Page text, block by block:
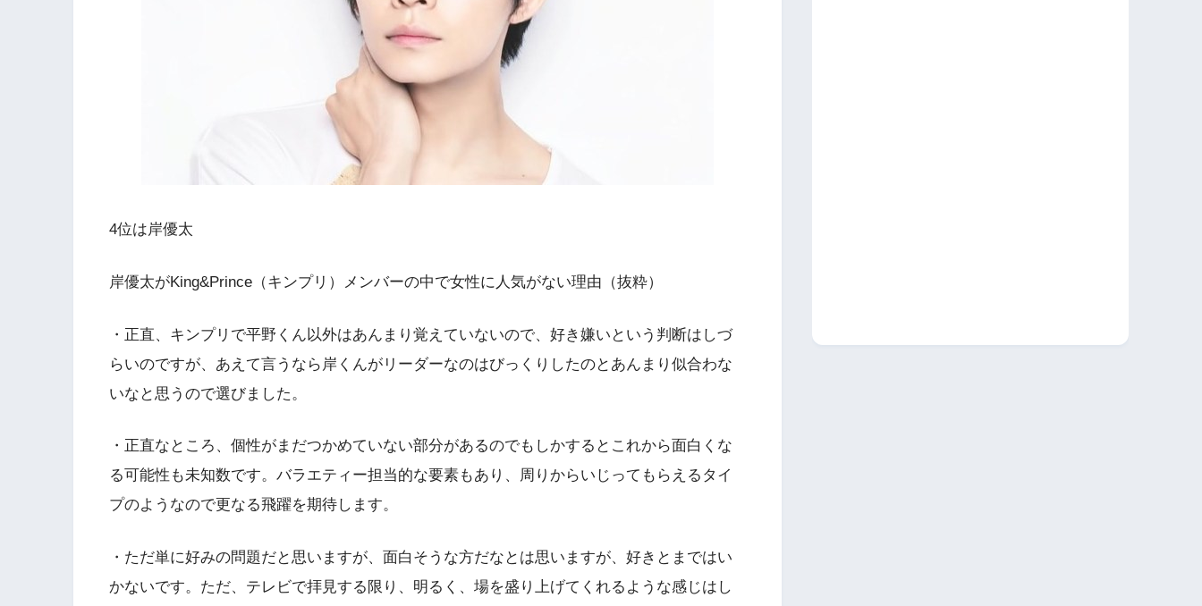
4位は岸優太
岸優太がKing&Prince（キンプリ）メンバーの中で女性に人気がない理由（抜粋）
・正直、キンプリで平野くん以外はあんまり覚えていないので、好き嫌いという判断はしづ
らいのですが、あえて言うなら岸くんがリーダーなのはびっくりしたのとあんまり似合わな
いなと思うので選びました。
・正直なところ、個性がまだつかめていない部分があるのでもしかするとこれから面白くな
る可能性も未知数です。バラエティー担当的な要素もあり、周りからいじってもらえるタイ
プのようなので更なる飛躍を期待します。
・ただ単に好みの問題だと思いますが、面白そうな方だなとは思いますが、好きとまではい
かないです。ただ、テレビで拝見する限り、明るく、場を盛り上げてくれるような感じはし